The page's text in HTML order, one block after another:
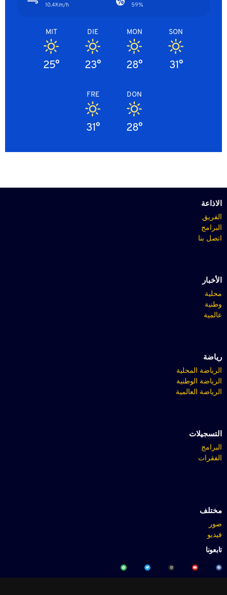
59%
10.4Km/h
SON
31°
MON
28°
DIE
23°
MIT
25°
DON
28°
FRE
31°
الاذاعة
الفريق
البرامج
اتصل بنا
الأخبار
محلية
وطنية
عالمية
رياضة
الرياضة المحلية
الرياضة الوطنية
الرياضة العالمية
التسجيلات
البرامج
الفقرات
مختلف
صور
فيديو
تابعونا